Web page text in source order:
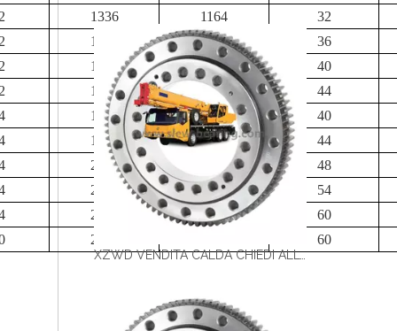
1336 1164
32
1486 1314
36
1686 1514
40
1886 1714
44
1704 1496
40
1904 1696
44
2104 1896
48
2344 2136
54
2604 2396
60
2626 60
XZWD VENDITA CALDA CHIEDI ALL'ACCOLO DI ALTA QUALITÀ Cuscinetto per la gru